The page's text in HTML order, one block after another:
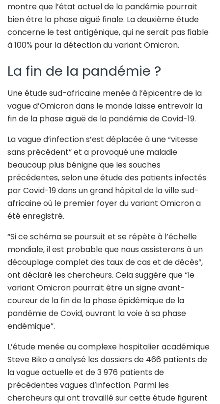
montre que l’état actuel de la pandémie pourrait
bien être la phase aiguë finale. La deuxième étude
concerne le test antigénique, qui ne serait pas fiable
à 100% pour la détection du variant Omicron.
La fin de la pandémie ?
Une étude sud-africaine menée à l’épicentre de la
vague d’Omicron dans le monde laisse entrevoir la
fin de la phase aiguë de la pandémie de Covid-19.
La vague d’infection s’est déplacée à une “vitesse
sans précédent” et a provoqué une maladie
beaucoup plus bénigne que les souches
précédentes, selon une étude des patients infectés
par Covid-19 dans un grand hôpital de la ville sud-
africaine où le premier foyer du variant Omicron a
été enregistré.
“Si ce schéma se poursuit et se répète à l’échelle
mondiale, il est probable que nous assisterons à un
découplage complet des taux de cas et de décès”,
ont déclaré les chercheurs. Cela suggère que “le
variant Omicron pourrait être un signe avant-
coureur de la fin de la phase épidémique de la
pandémie de Covid, ouvrant la voie à sa phase
endémique”.
L’étude menée au complexe hospitalier académique
Steve Biko a analysé les dossiers de 466 patients de
la vague actuelle et de 3 976 patients de
précédentes vagues d’infection. Parmi les
chercheurs qui ont travaillé sur cette étude figurent